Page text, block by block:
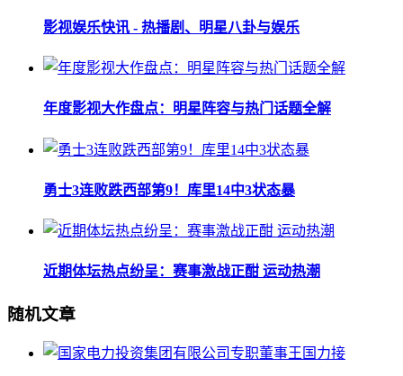
影视娱乐快讯 - 热播剧、明星八卦与娱乐
年度影视大作盘点：明星阵容与热门话题全解
勇士3连败跌西部第9！库里14中3状态暴
近期体坛热点纷呈：赛事激战正酣 运动热潮
随机文章